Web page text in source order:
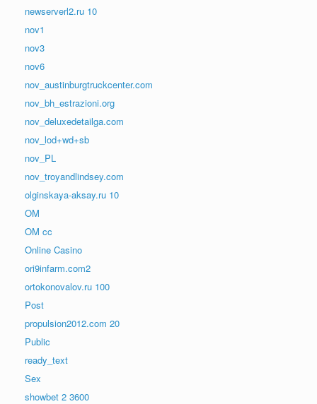
newserverl2.ru 10
nov1
nov3
nov6
nov_austinburgtruckcenter.com
nov_bh_estrazioni.org
nov_deluxedetailga.com
nov_lod+wd+sb
nov_PL
nov_troyandlindsey.com
olginskaya-aksay.ru 10
OM
OM cc
Online Casino
ori9infarm.com2
ortokonovalov.ru 100
Post
propulsion2012.com 20
Public
ready_text
Sex
showbet 2 3600